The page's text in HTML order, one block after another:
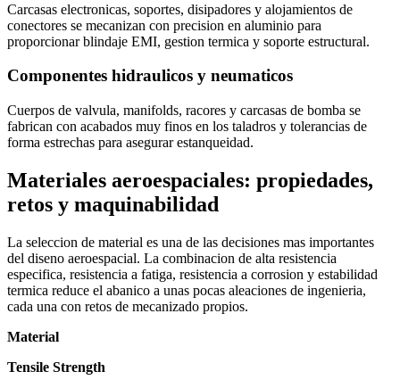
Carcasas electronicas, soportes, disipadores y alojamientos de
conectores se mecanizan con precision en aluminio para
proporcionar blindaje EMI, gestion termica y soporte estructural.
Componentes hidraulicos y neumaticos
Cuerpos de valvula, manifolds, racores y carcasas de bomba se
fabrican con acabados muy finos en los taladros y tolerancias de
forma estrechas para asegurar estanqueidad.
Materiales aeroespaciales: propiedades,
retos y maquinabilidad
La seleccion de material es una de las decisiones mas importantes
del diseno aeroespacial. La combinacion de alta resistencia
especifica, resistencia a fatiga, resistencia a corrosion y estabilidad
termica reduce el abanico a unas pocas aleaciones de ingenieria,
cada una con retos de mecanizado propios.
Material
Tensile Strength